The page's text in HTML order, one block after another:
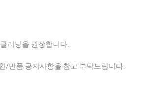
리닝을 권장합니다.
/반품 공지사항을 참고 부탁드립니다.